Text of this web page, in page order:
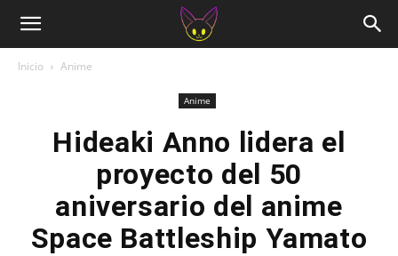
Inicio Anime
Anime
Hideaki Anno lidera el
proyecto del 50
aniversario del anime
Space Battleship Yamato